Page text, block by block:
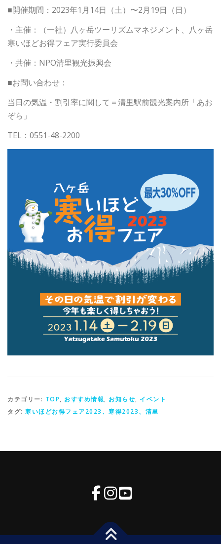
■開催期間：2023年1月14日（土）〜2月19日（日）
・主催：（一社）八ヶ岳ツーリズムマネジメント、八ヶ岳
寒いほどお得フェア実行委員会
・共催：NPO清里観光振興会
■お問い合わせ：
当日の気温・割引率に関して＝清里駅前観光案内所「あお
ぞら」
TEL：0551-48-2200
カテゴリー: TOP, おすすめ情報, お知らせ, イベント
タグ: 寒いほどお得フェア2023、寒得2023、清里